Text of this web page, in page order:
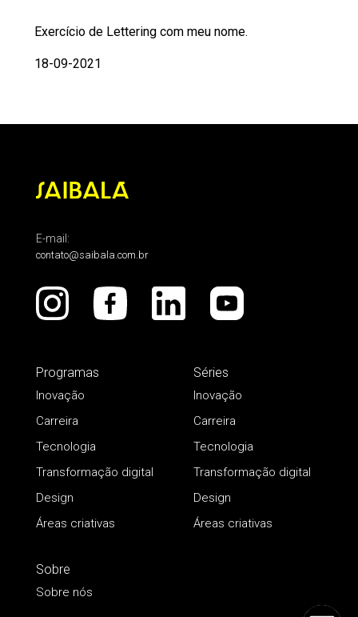
Exercício de Lettering com meu nome.
18-09-2021
E-mail:
contato@saibala.com.br
Programas
Inovação
Carreira
Tecnologia
Transformação digital
Design
Áreas criativas
Séries
Inovação
Carreira
Tecnologia
Transformação digital
Design
Áreas criativas
Sobre
Sobre nós